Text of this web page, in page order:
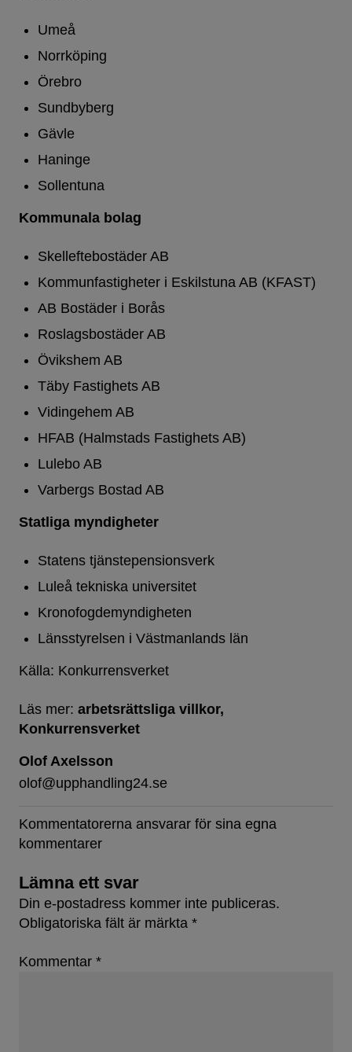
Umeå
Norrköping
Örebro
Sundbyberg
Gävle
Haninge
Sollentuna
Kommunala bolag
Skelleftebostäder AB
Kommunfastigheter i Eskilstuna AB (KFAST)
AB Bostäder i Borås
Roslagsbostäder AB
Övikshem AB
Täby Fastighets AB
Vidingehem AB
HFAB (Halmstads Fastighets AB)
Lulebo AB
Varbergs Bostad AB
Statliga myndigheter
Statens tjänstepensionsverk
Luleå tekniska universitet
Kronofogdemyndigheten
Länsstyrelsen i Västmanlands län
Källa: Konkurrensverket
Läs mer: arbetsrättsliga villkor
Konkurrensverket
Olof Axelsson
olof@upphandling24.se
Kommentatorerna ansvarar för sina egna
kommentarer
Lämna ett svar
Din e-postadress kommer inte publiceras.
Obligatoriska fält är märkta *
Kommentar *